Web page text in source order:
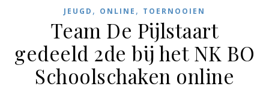
JEUGD , ONLINE , TOERNOOIEN
Team De Pijlstaart
gedeeld 2de bij het NK BO
Schoolschaken online